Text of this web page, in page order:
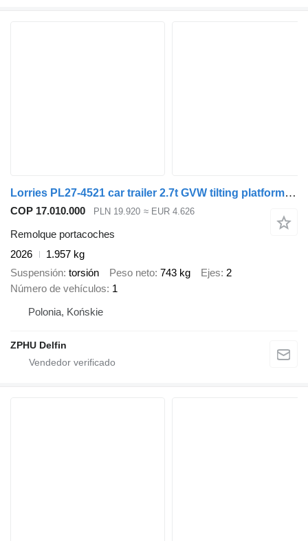
Lorries PL27-4521 car trailer 2.7t GVW tilting platform 441 x 200 cm
COP 17.010.000 PLN 19.920 ≈ EUR 4.626
Remolque portacoches
2026
1.957 kg
Suspensión torsión Peso neto 743 kg Ejes 2
Número de vehículos 1
Polonia, Końskie
ZPHU Delfin